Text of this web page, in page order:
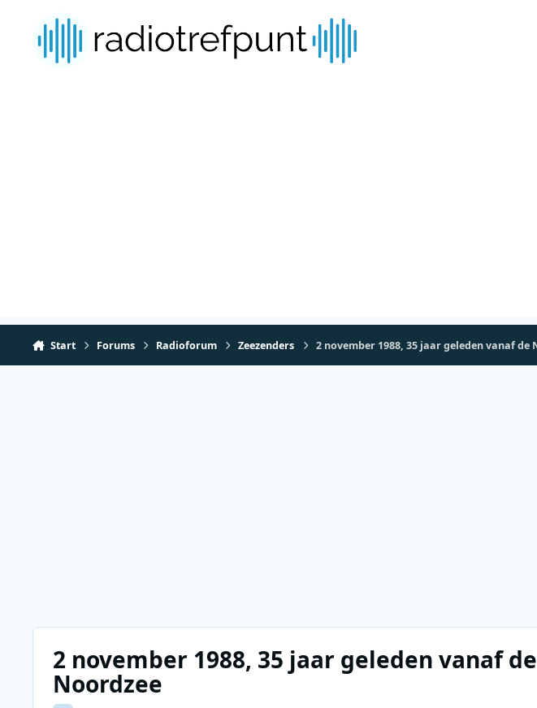
Start Forums Radioforum Zeezenders 2 november 1988, 35 jaar geleden vanaf de
2 november 1988, 35 jaar geleden vanaf de
Noordzee